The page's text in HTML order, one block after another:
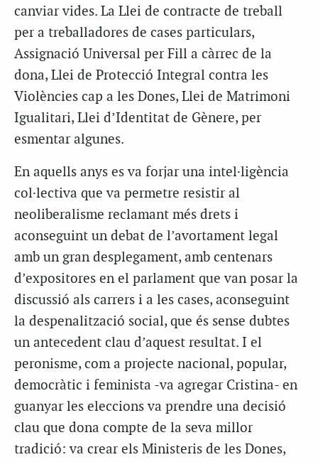
canviar vides. La Llei de contracte de treball
per a treballadores de cases particulars,
Assignació Universal per Fill a càrrec de la
dona, Llei de Protecció Integral contra les
Violències cap a les Dones, Llei de Matrimoni
Igualitari, Llei d’Identitat de Gènere, per
esmentar algunes.
En aquells anys es va forjar una intel·ligència
col·lectiva que va permetre resistir al
neoliberalisme reclamant més drets i
aconseguint un debat de l’avortament legal
amb un gran desplegament, amb centenars
d’expositores en el parlament que van posar la
discussió als carrers i a les cases, aconseguint
la despenalització social, que és sense dubtes
un antecedent clau d’aquest resultat. I el
peronisme, com a projecte nacional, popular,
democràtic i feminista -va agregar Cristina- en
guanyar les eleccions va prendre una decisió
clau que dona compte de la seva millor
tradició: va crear els Ministeris de les Dones,